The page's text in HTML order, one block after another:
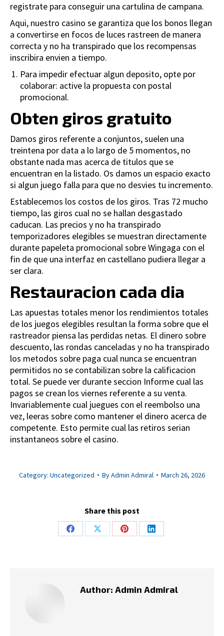
registrate para conseguir una cartulina de campana.
Aqui, nuestro casino se garantiza que los bonos llegan
a convertirse en focos de luces rastreen de manera
correcta y no ha transpirado que los recompensas
inscribira envien a tiempo.
Para impedir efectuar algun deposito, opte por
colaborar: active la propuesta con postal
promocional.
Obten giros gratuito
Damos giros referente a conjuntos, suelen una
treintena por data a lo largo de 5 momentos, no
obstante nada mas acerca de titulos que se
encuentran en la listado. Os damos un espacio exacto
si algun juego falla para que no desvies tu incremento.
Establecemos los costos de los giros. Tras 72 mucho
tiempo, las giros cual no se hallan desgastado
caducan. Las precios y no ha transpirado
temporizadores elegibles se muestran directamente
durante papeleta promocional sobre Wingaga con el
fin de que una interfaz en castellano pudiera llegar a
ser clara.
Restauracion cada dia
Las apuestas totales menor los rendimientos totales
de los juegos elegibles resultan la forma sobre que el
rastreador piensa las perdidas netas. El dinero sobre
descuento, las rondas canceladas y no ha transpirado
los metodos sobre paga cual nunca se encuentran
permitidos no se contabilizan sobre la calificacion
total. Se puede ver durante seccion Informe cual las
pagos se crean los viernes referente a su venta.
Invariablemente cual juegues con el reembolso una
vez, leeras sobre como mantener el dinero acerca de
competente. Esto permite cual las retiros serian
instantaneos sobre el casino.
Category: Uncategorized ByAdmin Admiral March 26, 2026
Share this post
Share
Share
Share
Share
Author: Admin Admiral